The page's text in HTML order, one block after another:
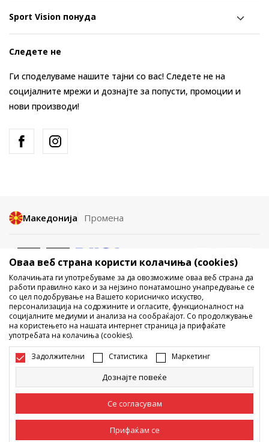
Sport Vision понуда
Следете не
Ги споделуваме нашите тајни со вас! Следете не на
социјалните мрежи и дознајте за попусти, промоции и
нови производи!
Македонија Промена
Не е дозволено превземање или користење на содржината од
интернет страните на Sport Vision, делумно или целосно a се
однесува на логоа, трговски марки, комерцијални содржини, ниту
истите да се отстапуваат на трети лица, јавно да се објавуваат или да
се користат за било какви цели, без писмена согласност од БДС.МК
ДООЕЛ.
Настојуваме да бидеме што попрецизни во описот на производот,
фотографијата и самата цена, но не можеме да гарантираме дака
сите информации се комплетни и без грешка. Сите прикажани
дека мораат да се достапни во секој момент. Достапноста на
производите може да ја проверите и на телефонскиот број 02 3055
222.
Оваа веб страна користи колачиња (cookies)
Колачињата ги употребуваме за да овозможиме оваа веб страна да
работи правилно како и за нејзино понатамошно унапредување се
со цел подобрување на Вашето корисничко искуство,
персонализација на содржините и огласите, функционалност на
социјалните медиуми и анализа на сообраќајот. Со продолжување
на користењето на нашата интернет страница ја прифаќате
употребата на колачиња (cookies).
Задолжителни Статистика Маркетинг
Дознајте повеќе
Се согласувам
Прифаќам се